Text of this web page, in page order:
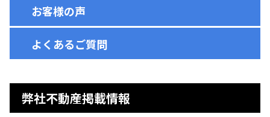
お客様の声
よくあるご質問
弊社不動産掲載情報